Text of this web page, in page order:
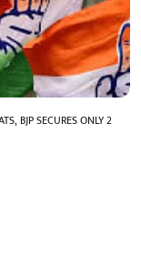
BJP SECURES ONLY 2